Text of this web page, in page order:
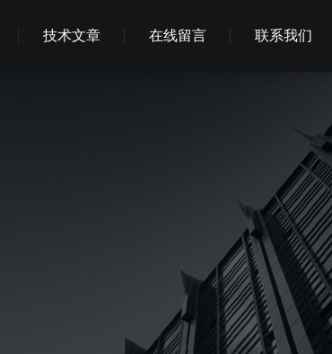
技术文章 在线留言 联系我们